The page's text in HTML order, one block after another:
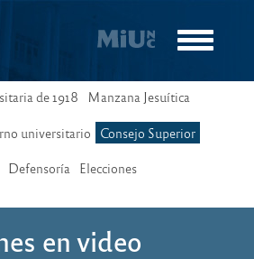
Toggle
de 1918 Manzana Jesuítica
universitario Consejo Superior
Defensoría Elecciones
en video